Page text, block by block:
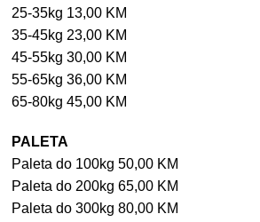
25-35kg 13,00 KM
35-45kg 23,00 KM
45-55kg 30,00 KM
55-65kg 36,00 KM
65-80kg 45,00 KM
PALETA
Paleta do 100kg 50,00 KM
Paleta do 200kg 65,00 KM
Paleta do 300kg 80,00 KM